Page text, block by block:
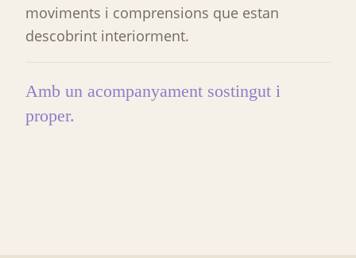
moviments i comprensions que estan
descobrint interiorment.
Amb un acompanyament sostingut i
proper.